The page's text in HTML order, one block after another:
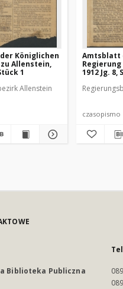
Königlichen
Allenstein,
1
Allenstein
Amtsblatt
1912 Jg. 8,
czasopismo
Biblioteka Publiczna